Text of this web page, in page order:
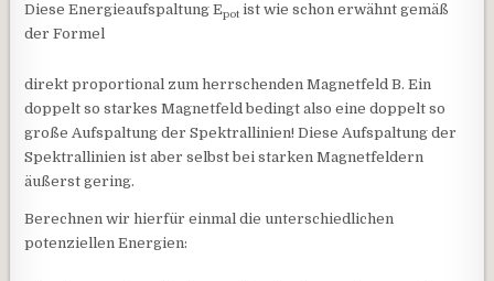
Diese Energieaufspaltung Epot ist wie schon erwähnt gemäß
der Formel
direkt proportional zum herrschenden Magnetfeld B. Ein
doppelt so starkes Magnetfeld bedingt also eine doppelt so
große Aufspaltung der Spektrallinien! Diese Aufspaltung der
Spektrallinien ist aber selbst bei starken Magnetfeldern
äußerst gering.
Berechnen wir hierfür einmal die unterschiedlichen
potenziellen Energien: